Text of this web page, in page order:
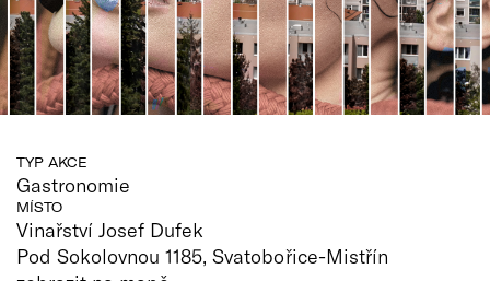
TYP AKCE
Gastronomie
MÍSTO
Vinařství Josef Dufek
Pod Sokolovnou 1185, Svatobořice-Mistřín